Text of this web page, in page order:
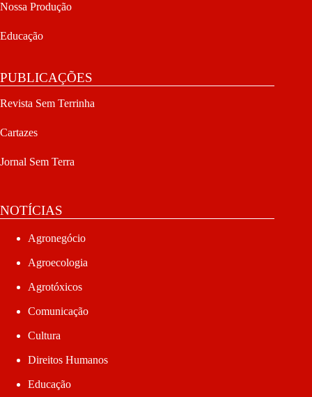
Nossa Produção
Educação
PUBLICAÇÕES
Revista Sem Terrinha
Cartazes
Jornal Sem Terra
NOTÍCIAS
Agronegócio
Agroecologia
Agrotóxicos
Comunicação
Cultura
Direitos Humanos
Educação